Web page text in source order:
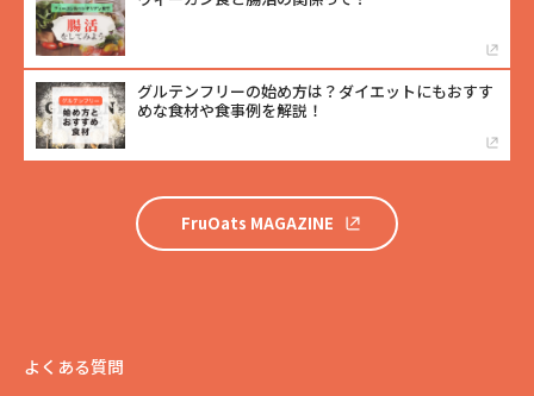
グルテンフリーの始め方は？ダイエットにもおすす
めな食材や食事例を解説！
FruOats MAGAZINE
よくある質問